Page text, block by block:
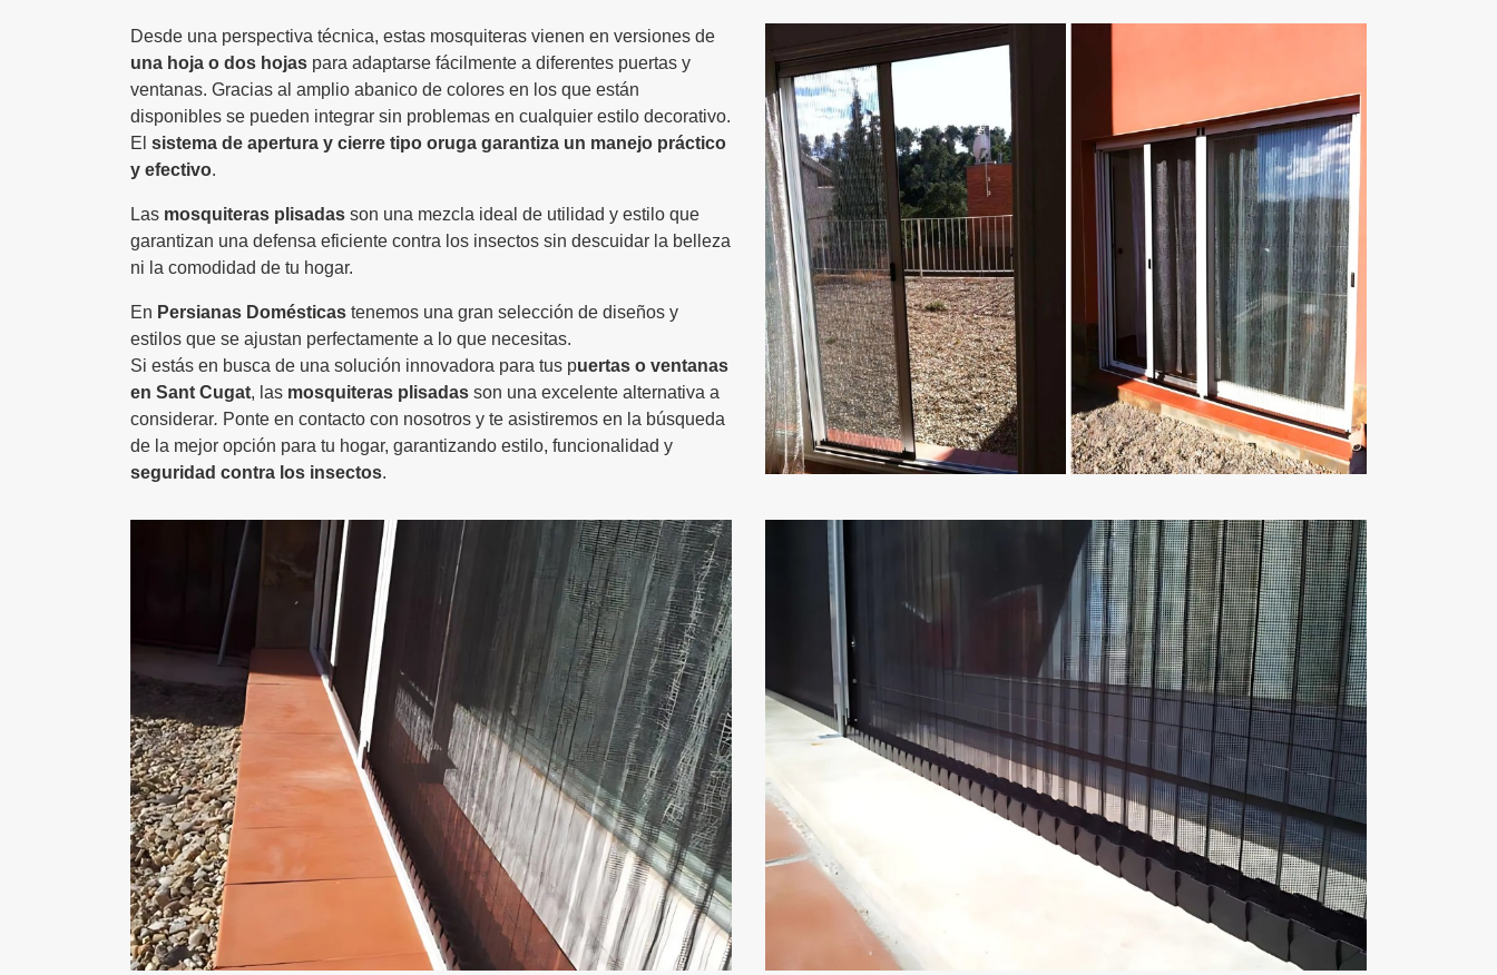
Desde una perspectiva técnica, estas mosquiteras vienen en versiones de
una hoja o dos hojas para adaptarse fácilmente a diferentes puertas y
ventanas. Gracias al amplio abanico de colores en los que están
disponibles se pueden integrar sin problemas en cualquier estilo decorativo.
El sistema de apertura y cierre tipo oruga garantiza un manejo práctico
y efectivo.
Las mosquiteras plisadas son una mezcla ideal de utilidad y estilo que
garantizan una defensa eficiente contra los insectos sin descuidar la belleza
ni la comodidad de tu hogar.
En Persianas Domésticas tenemos una gran selección de diseños y
estilos que se ajustan perfectamente a lo que necesitas.
Si estás en busca de una solución innovadora para tus puertas o ventanas
en Sant Cugat, las mosquiteras plisadas son una excelente alternativa a
considerar. Ponte en contacto con nosotros y te asistiremos en la búsqueda
de la mejor opción para tu hogar, garantizando estilo, funcionalidad y
seguridad contra los insectos.